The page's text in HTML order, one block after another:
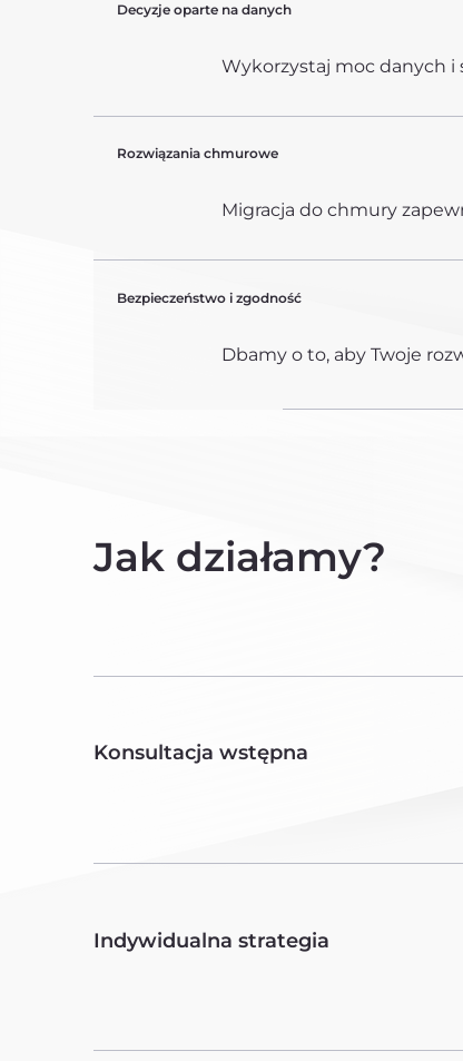
Decyzje oparte na danych
Wykorzystaj moc danych
Rozwiązania chmurowe
Migracja do chmury
Bezpieczeństwo i zgodność
Dbamy o to, aby Twoje
Jak działamy?
Konsultacja wstępna
Indywidualna strategia